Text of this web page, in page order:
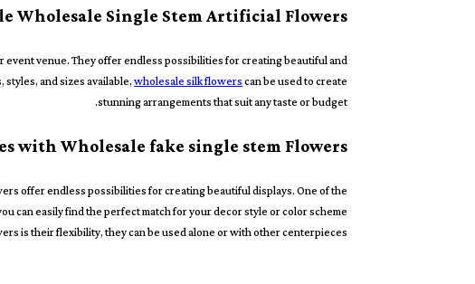
Wholesale Single Stem Artificial Flowers
venue. They offer endless possibilities for creating beautiful and
and sizes available,wholesale silk flowerscan be used to create
stunning arrangements that suit any taste or budget.
with Wholesale fake single stem Flowers
offer endless possibilities for creating beautiful displays. One of the
can easily find the perfect match for your decor style or color scheme.
is their flexibility, they can be used alone or with other centerpieces.